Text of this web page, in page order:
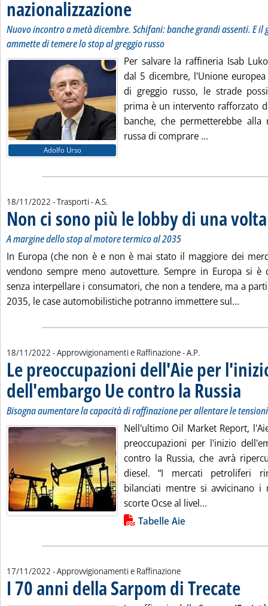
nazionalizzazione
Nuovo incontro a metà dicembre. Schifani: banche grandi assenti. E il
ammette di temere lo stop al greggio russo
Adolfo Urso
Per salvare la raffineria Isab
dal 5 dicembre, l'Unione
di greggio russo, le strade
prima è un intervento rafforzato
banche, che permetterebbe
russa di comprare ...
18/11/2022 - Trasporti -di:
A.S.
Non ci sono più le lobby di una volta
A margine dello stop al motore termico al 2035
In Europa (che non è e non è mai stato il maggiore dei
vendono sempre meno autovetture. Sempre in Europa si è
senza interpellare i consumatori, che non a tendere, ma a
2035, le case automobilistiche potranno immettere sul...
18/11/2022 - Approvvigionamenti e Raffinazione -di:
A.P.
Le preoccupazioni dell'Aie per
dell'embargo Ue contro la Russia
Bisogna aumentare la capacità di raffinazione per allentare le
Nell'ultimo Oil Market Report,
preoccupazioni per l'inizio
contro la Russia, che avrà
diesel. “I mercati petroliferi
bilanciati mentre si avvicinano i
scorte Ocse al livel...
Lista allegati PDF alla notizia
Tabelle Aie
17/11/2022 - Approvvigionamenti e Raffinazione
I 70 anni della Sarpom di Trecate